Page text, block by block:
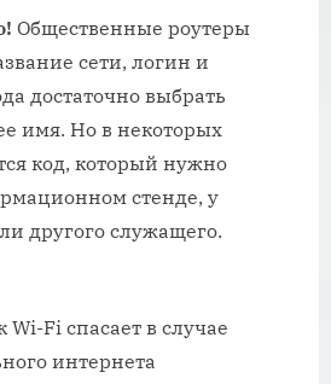
Общественные роутеры
сети, логин и
достаточно выбрать
имя. Но в некоторых
код, который нужно
стенде, у
другого служащего.
Fi спасает в случае
интернета